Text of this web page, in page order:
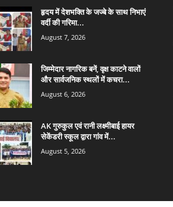
हृदय में देशभक्ति के जज्बे के साथ निभाएं
वर्दी की गरिमा...
August 7, 2026
जिम्मेदार नागरिक बनें, वृक्ष काटने वालों
और सार्वजनिक स्थलों में कचरा...
August 6, 2026
AK गुरुकुल एवं रानी लक्ष्मीबाई हायर
सेकेंडरी स्कूल द्वारा गांव में...
August 5, 2026